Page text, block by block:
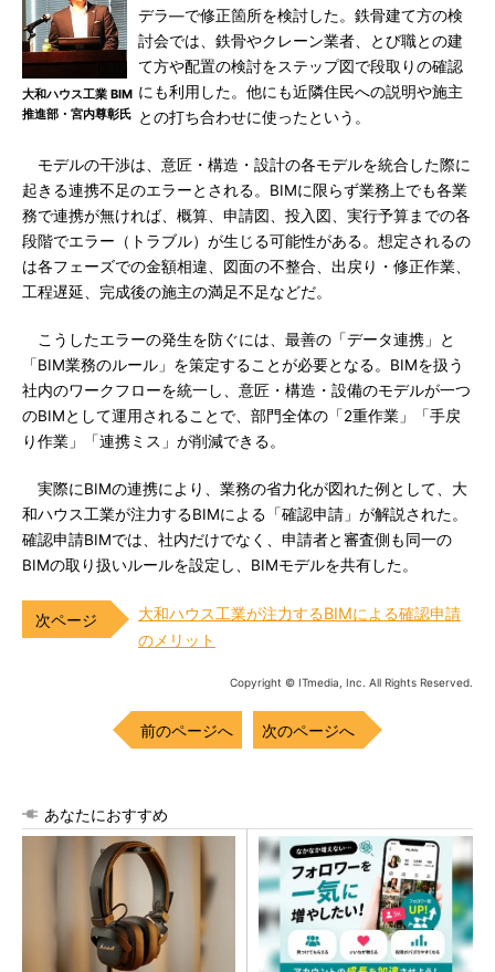
大和ハウス工業 BIM
推進部・宮内尊彰氏
デラ―で修正箇所を検討した。鉄骨建て方の検
討会では、鉄骨やクレーン業者、とび職との建
て方や配置の検討をステップ図で段取りの確認
にも利用した。他にも近隣住民への説明や施主
との打ち合わせに使ったという。
モデルの干渉は、意匠・構造・設計の各モデルを統合した際に
起きる連携不足のエラーとされる。BIMに限らず業務上でも各業
務で連携が無ければ、概算、申請図、投入図、実行予算までの各
段階でエラー（トラブル）が生じる可能性がある。想定されるの
は各フェーズでの金額相違、図面の不整合、出戻り・修正作業、
工程遅延、完成後の施主の満足不足などだ。
こうしたエラーの発生を防ぐには、最善の「データ連携」と
「BIM業務のルール」を策定することが必要となる。BIMを扱う
社内のワークフローを統一し、意匠・構造・設備のモデルが一つ
のBIMとして運用されることで、部門全体の「2重作業」「手戻
り作業」「連携ミス」が削減できる。
実際にBIMの連携により、業務の省力化が図れた例として、大
和ハウス工業が注力するBIMによる「確認申請」が解説された。
確認申請BIMでは、社内だけでなく、申請者と審査側も同一の
BIMの取り扱いルールを設定し、BIMモデルを共有した。
大和ハウス工業が注力するBIMによる確認申請
のメリット
Copyright © ITmedia, Inc. All Rights Reserved.
前のページへ 次のページへ
あなたにおすすめ